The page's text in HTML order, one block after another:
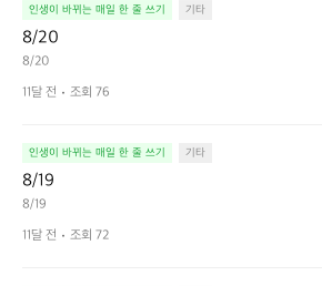
인생이 바뀌는 매일 한 줄 쓰기 기타
8/20
8/20
11달 전 조회 76
인생이 바뀌는 매일 한 줄 쓰기 기타
8/19
8/19
11달 전 조회 72